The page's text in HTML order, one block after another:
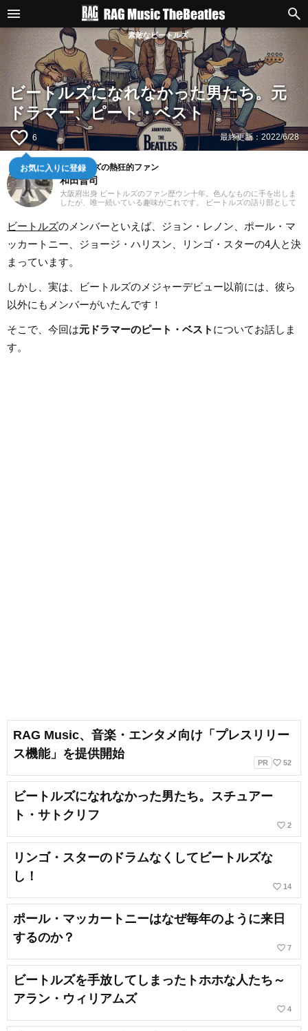
素敵なビートルズ
ビートルズになれなかった男たち。元
ドラマー、ピート・ベスト
favorite_border 6
お気に入りに登録
最終更新： 2022/6/28
ビートルズの熱狂的ファン
和田晋司
大阪府出身 ビートルズのファン歴ウン十年。色んなものに手を出しま
したが、唯一続いている趣味がこれです。 ビートルズの語り部として
誰にでも分かりやすく解説するブログ
ビートルズのメンバーといえば、ジョン・レノン、ポール・マ
ッカートニー、ジョージ・ハリスン、リンゴ・スターの4人と決
まっています。
しかし、実は、ビートルズのメジャーデビュー以前には、彼ら
以外にもメンバーがいたんです！
そこで、今回は元ドラマーのピート・ベスト についてお話しま
す。
RAG Music、音楽・エンタメ向け「プレスリリー
ス機能」を提供開始
PR favorite_border 52
ビートルズになれなかった男たち。スチュアー
ト・サトクリフ
favorite_border 2
リンゴ・スターのドラムなくしてビートルズな
し！
favorite_border 14
ポール・マッカートニーはなぜ毎年のように来日
するのか？
favorite_border 7
ビートルズを手放してしまったトホホな人たち～
アラン・ウィリアムズ
favorite_border 4